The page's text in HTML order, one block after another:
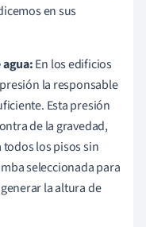
en sus
En los edificios
la responsable
Esta presión
de la gravedad,
los pisos sin
seleccionada para
la altura de